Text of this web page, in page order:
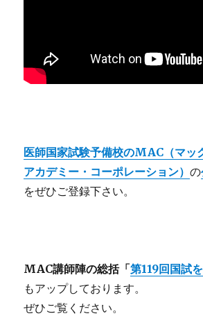
医師国家試験予備校のMAC（マッ
アカデミー・コーポレーション）の
をぜひご登録下さい。
MAC講師陣の総括「第119回国試
もアップしております。
ぜひご覧ください。